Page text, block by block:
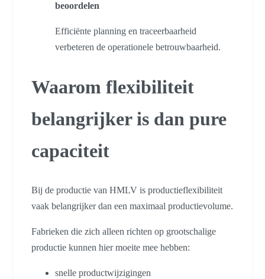
beoordelen
Efficiënte planning en traceerbaarheid
verbeteren de operationele betrouwbaarheid.
Waarom flexibiliteit
belangrijker is dan pure
capaciteit
Bij de productie van HMLV is productieflexibiliteit
vaak belangrijker dan een maximaal productievolume.
Fabrieken die zich alleen richten op grootschalige
productie kunnen hier moeite mee hebben:
snelle productwijzigingen